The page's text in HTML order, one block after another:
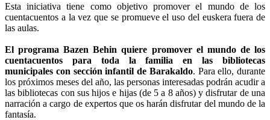
Esta iniciativa tiene como objetivo promover el mundo de los
cuentacuentos a la vez que se promueve el uso del euskera fuera de
las aulas.
El programa Bazen Behin quiere promover el mundo de los
cuentacuentos para toda la familia en las bibliotecas
municipales con sección infantil de Barakaldo. Para ello, durante
los próximos meses del año, las personas interesadas podrán acudir a
las bibliotecas con sus hijos e hijas (de 5 a 8 años) y disfrutar de una
narración a cargo de expertos que os harán disfrutar del mundo de la
fantasía.